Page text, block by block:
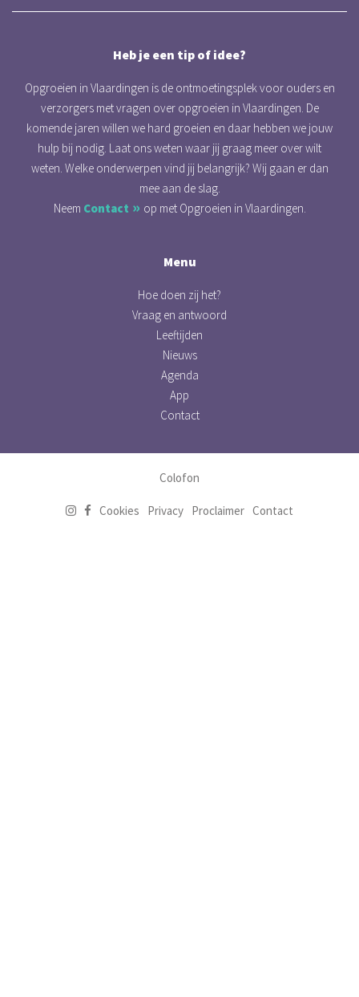
Heb je een tip of idee?
Opgroeien in Vlaardingen is de ontmoetingsplek voor ouders en
verzorgers met vragen over opgroeien in Vlaardingen. De
komende jaren willen we hard groeien en daar hebben we jouw
hulp bij nodig. Laat ons weten waar jij graag meer over wilt
weten. Welke onderwerpen vind jij belangrijk? Wij gaan er dan
mee aan de slag.
Neem Contact op met Opgroeien in Vlaardingen.
Menu
Hoe doen zij het?
Vraag en antwoord
Leeftijden
Nieuws
Agenda
App
Contact
Colofon
Cookies Privacy Proclaimer Contact